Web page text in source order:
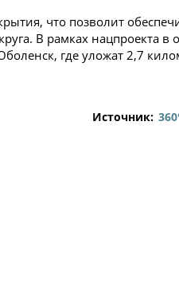
что позволит
В рамках нацпроекта в
где уложат 2,7
Источник: